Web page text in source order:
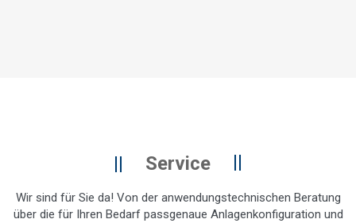
Service
Wir sind für Sie da! Von der anwendungstechnischen Beratung
über die für Ihren Bedarf passgenaue Anlagenkonfiguration und